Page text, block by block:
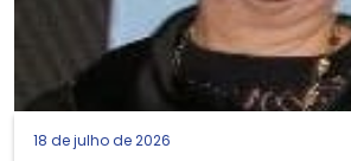
18 de julho de 2026